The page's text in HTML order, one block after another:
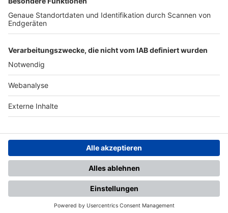
Nutzungsbedingungen Datenschutz Impressum